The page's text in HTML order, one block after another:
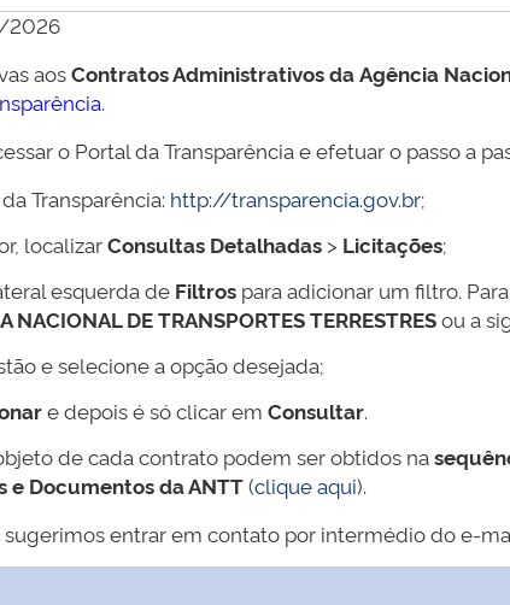
2026
aosContratos Administrativos daAgência
.
o Portal da Transparência e efetuar o passo a
Transparência: http://transparencia.gov.br;
localizarConsultas Detalhadas > Licitações;
esquerda de Filtros para adicionar um filtro.
NACIONAL DE TRANSPORTES TERRESTRESou a
e selecione a opção desejada;
e depois é só clicar em Consultar.
de cada contrato podem ser obtidos na
e Documentos da ANTT(clique aqui).
sugerimos entrar em contato por intermédio do e-